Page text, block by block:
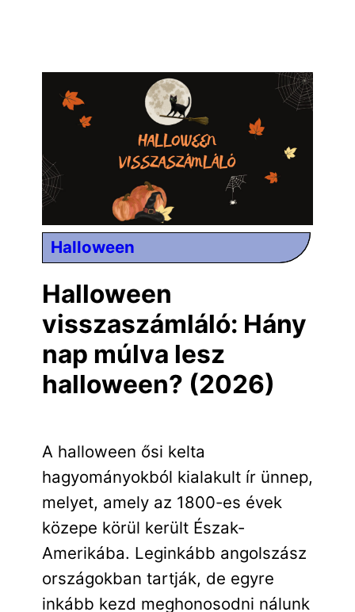
Halloween
Halloween
visszaszámláló: Hány
nap múlva lesz
halloween? (2026)
A halloween ősi kelta
hagyományokból kialakult ír ünnep,
melyet, amely az 1800-es évek
közepe körül került Észak-
Amerikába. Leginkább angolszász
országokban tartják, de egyre
inkább kezd meghonosodni nálunk